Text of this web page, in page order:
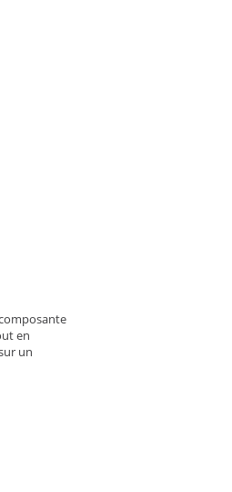
en
un